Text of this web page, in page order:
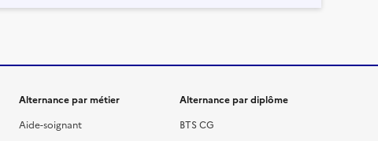
Alternance par métier
Aide-soignant
Alternance par diplôme
BTS CG